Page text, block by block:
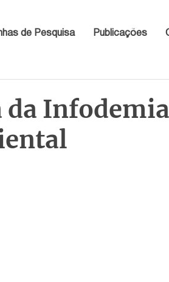
de Pesquisa Publicações
da Infodemia